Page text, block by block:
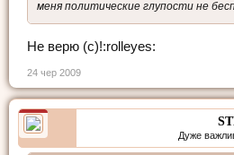
меня политические глупости не
Не верю (с)!:rolleyes:
24 чер 2009
Дуже